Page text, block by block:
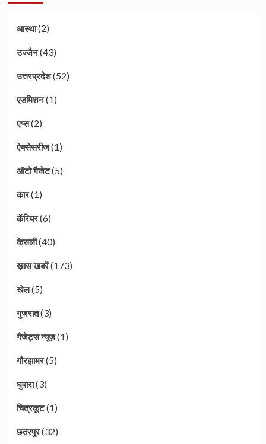
आस्था(2)
उज्जैन(43)
उत्तरप्रदेश(52)
एडमिशन(1)
एप्स(2)
ऐक्सेसरीज(1)
ऑटो गैजेट(5)
कार(1)
कॅरियर(6)
केसली(40)
ख़ास खबरें(173)
खेल(5)
गुजरात(3)
गैजेट्स न्यूज़(1)
गौरझामर(5)
घुवारा(3)
चित्रकूट(1)
छतरपुर(32)